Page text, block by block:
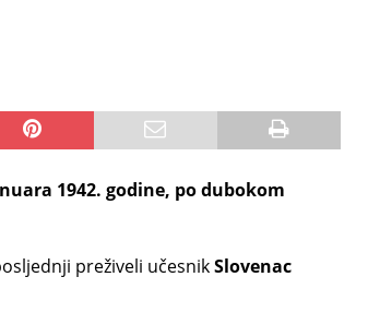
1942. godine, po dubokom
preživeli učesnikSlovenac